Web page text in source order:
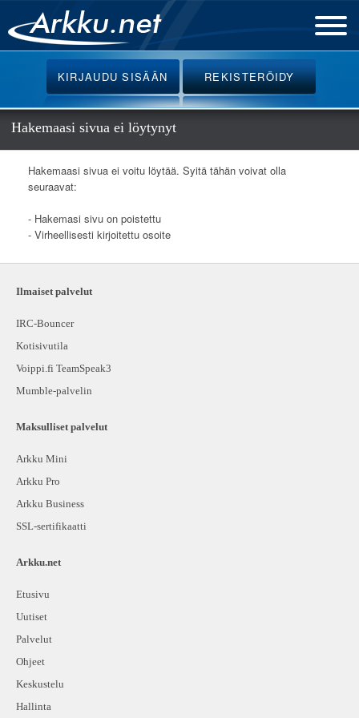
Etusivu
Uutiset
Palvelut
Ohjeet
Keskustelu
Oikotiet
KIRJAUDUSISÄÄN REKISTERÖIDY
Hakemaasi sivua ei löytynyt
Hakemaasi sivua ei voitu löytää. Syitä tähän voivat olla
seuraavat:
- Hakemasi sivu on poistettu
- Virheellisesti kirjoitettu osoite
Ilmaiset palvelut
IRC-Bouncer
Kotisivutila
Voippi.fi TeamSpeak3
Mumble-palvelin
Maksulliset palvelut
Arkku Mini
Arkku Pro
Arkku Business
SSL-sertifikaatti
Arkku.net
Etusivu
Uutiset
Palvelut
Ohjeet
Keskustelu
Hallinta